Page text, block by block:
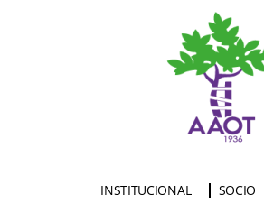
INSTITUCIONAL SOCIO